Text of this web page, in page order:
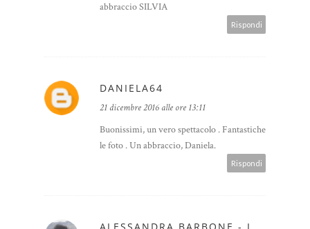
abbraccio SILVIA
Rispondi
DANIELA64
21 dicembre 2016 alle ore 13:11
Buonissimi, un vero spettacolo . Fantastiche
le foto . Un abbraccio, Daniela.
Rispondi